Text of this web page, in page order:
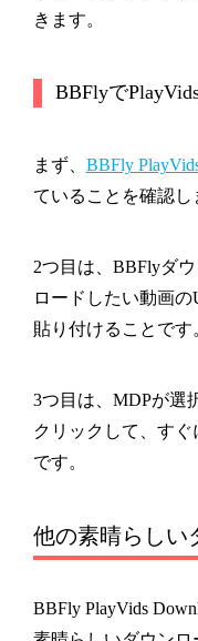
きます。
BBFlyで
まず、 BBFly
ていることを確認し
2つ目は、BBFlyダ
ロードしたい動画
貼り付けることです
3つ目は、MDPが選
クリックして、す
です。
他の素晴らしい
BBFly PlayVids